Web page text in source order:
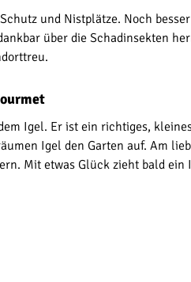
und Nistplätze. Noch
über die Schadinsekten
Igel. Er ist ein richtiges,
Igel den Garten auf. Am
Mit etwas Glück zieht bald